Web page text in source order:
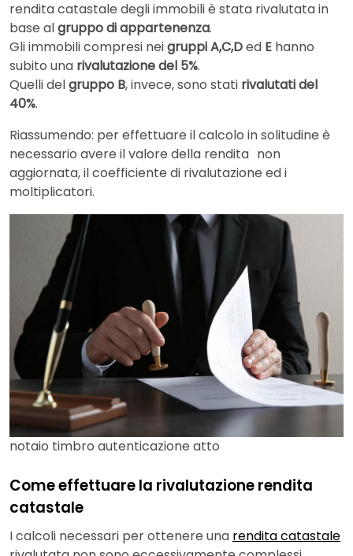
rendita catastale degli immobili è stata rivalutata in
base algruppo di appartenenza.
Gli immobili compresi neigruppi A,C,Ded E hanno
subito una rivalutazione del 5%.
Quelli delgruppo B, invece, sono stati rivalutati del
40%.
Riassumendo: per effettuare il calcolo in solitudine è
necessario avere il valore della rendita non
aggiornata, il coefficiente di rivalutazione ed i
moltiplicatori.
notaio timbro autenticazione atto
Come effettuare la rivalutazione rendita
catastale
I calcoli necessari per ottenere una rendita catastale